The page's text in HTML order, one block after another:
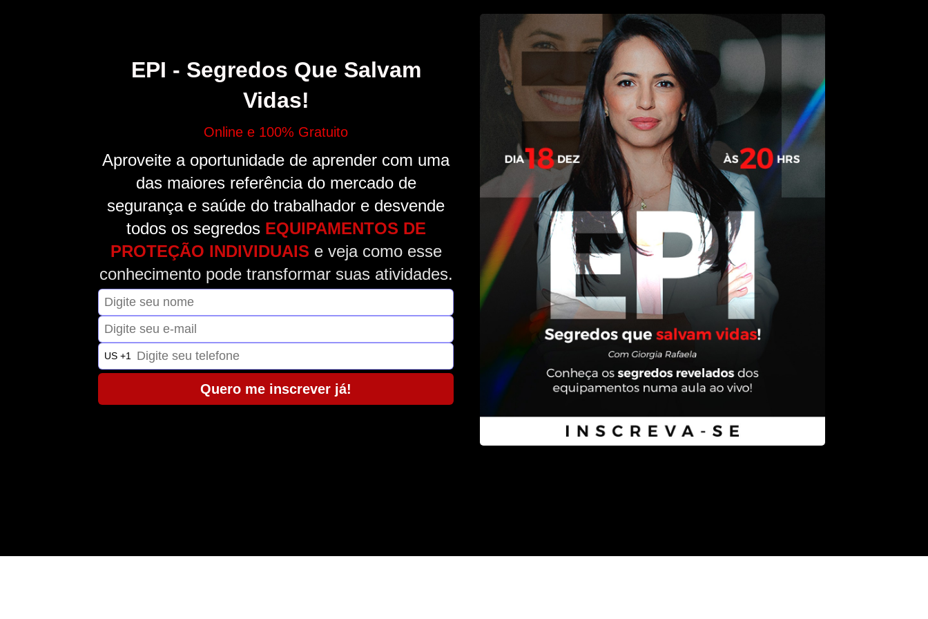
EPI - Segredos Que Salvam
Vidas!
Online e 100% Gratuito
Aproveite a oportunidade de aprender com uma
das maiores referência do mercado de
segurança e saúde do trabalhador e desvende
todos os segredos EQUIPAMENTOS DE
PROTEÇÃO INDIVIDUAIS e veja como esse
conhecimento pode transformar suas atividades.
US +1
Quero me inscrever já!